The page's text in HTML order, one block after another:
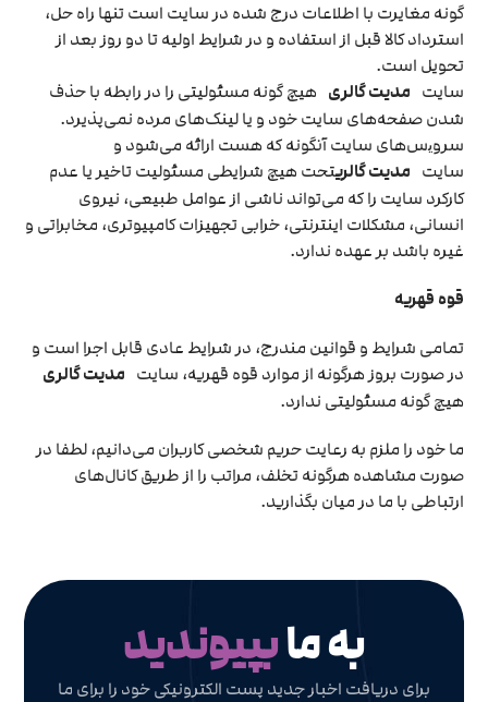
گونه مغایرت با اطلاعات درج شده در سایت است تنها راه حل،
استرداد کالا قبل از استفاده و در شرایط اولیه تا دو روز بعد از
تحویل است.
سایت مدیت گالری هیچ گونه مسئولیتی را در رابطه با حذف
شدن صفحه‏‌های سایت خود و یا لینک‏‌های مرده نمی‌‏پذیرد.
سروﻳس‌‏های سایت آن‏گونه که هست ارائه می‏‌شود و
سایت مدیت گالریتحت هیچ شرایطی مسئولیت تاخیر یا عدم
کارکرد سایت را که می‌تواند ناشى از عوامل طبیعى، نیروى
انسانی، مشکلات اینترنتى، خرابی تجهیزات کامپیوترى، مخابراتى و
غیره باشد بر عهده ندارد.
قوه قهریه
تمامی شرایط و قوانین مندرج، در شرایط عادی قابل اجرا است و
در صورت بروز هرگونه از موارد قوه قهریه، سایت مدیت گالری
هیچ گونه مسئولیتی ندارد.
ما خود را ملزم به رعایت حریم شخصی کاربران می‌دانیم، لطفا در
صورت مشاهده هرگونه تخلف، مراتب را از طریق کانال‏‌های
ارتباطی با ما در میان بگذارید.
به مابپیوندید
برای دریافت اخبار جدید پست الکترونیکی خود را برای ما